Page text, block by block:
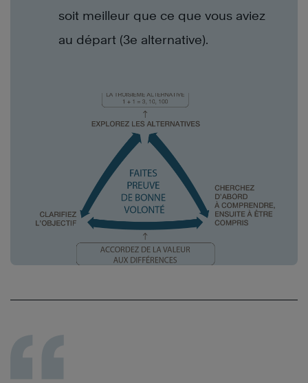
soit meilleur que ce que vous aviez
au départ (3e alternative).